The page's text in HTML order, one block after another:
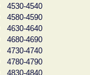
4530-4540
4580-4590
4630-4640
4680-4690
4730-4740
4780-4790
4830-4840